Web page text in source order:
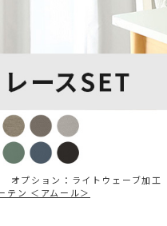
オプション：ライトウェーブ加
テン ＜アムール＞